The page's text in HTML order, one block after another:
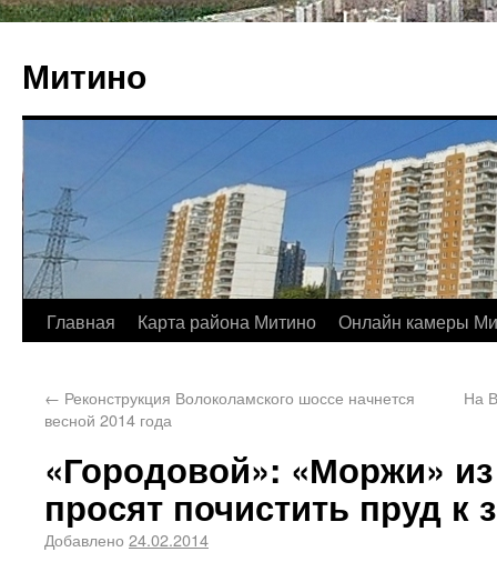
Митино
Главная Карта района Митино Онлайн камеры
← Реконструкция Волоколамского шоссе начнется
весной 2014 года
На
«Городовой»: «Моржи»
просят почистить пруд к
Добавлено 24.02.2014